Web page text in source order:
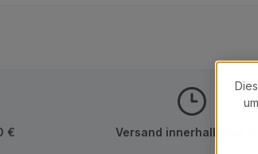
€ Versand innerhalb von